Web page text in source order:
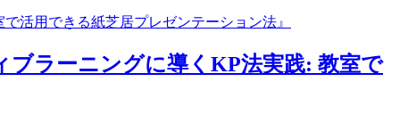
ラーニングに導くKP法実践: 教室で